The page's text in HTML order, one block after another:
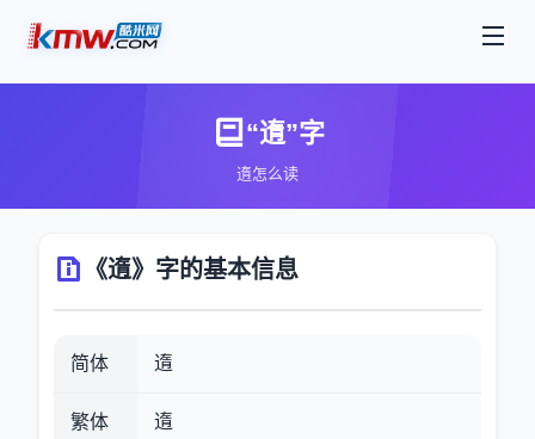
“遀”字
遀怎么读
《遀》字的基本信息
简体 遀
繁体
遀